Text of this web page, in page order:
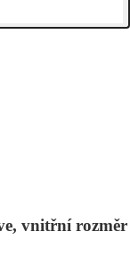
vnitřní rozměr